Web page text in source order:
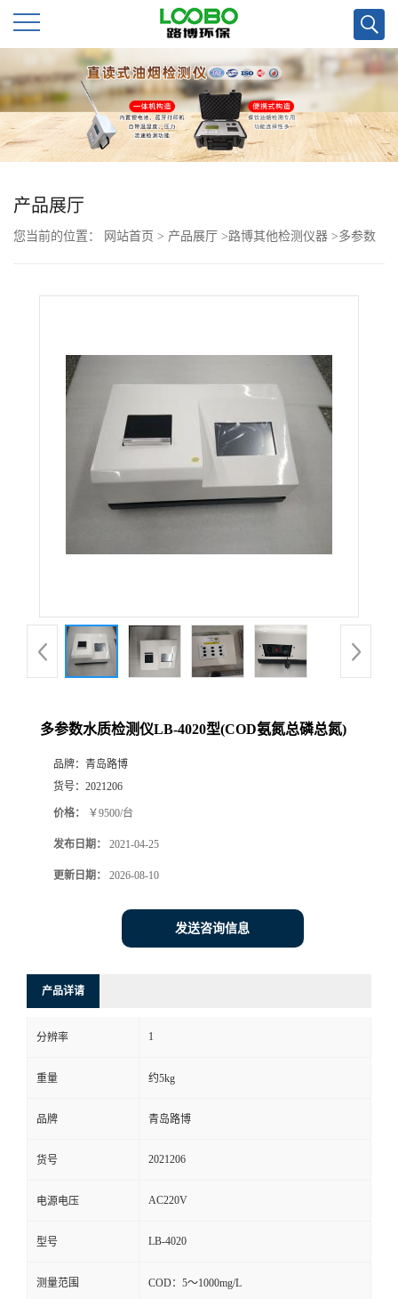
公
司
首
页
公
品
厅
系
言
产品展厅
您当前的位置： 网站首页 > 产品展厅 >路博其他检测仪器 >多参数
多参数水质检测仪LB-4020型(COD氨氮总磷总氮)
品牌： 青岛路博
货号： 2021206
价格： ￥9500/台
发布日期： 2021-04-25
更新日期： 2026-08-10
发送咨询信息
产品详请
分辨率 1
重量 约5kg
品牌 青岛路博
货号 2021206
电源电压 AC220V
型号 LB-4020
测量范围 COD：5～1000mg/L